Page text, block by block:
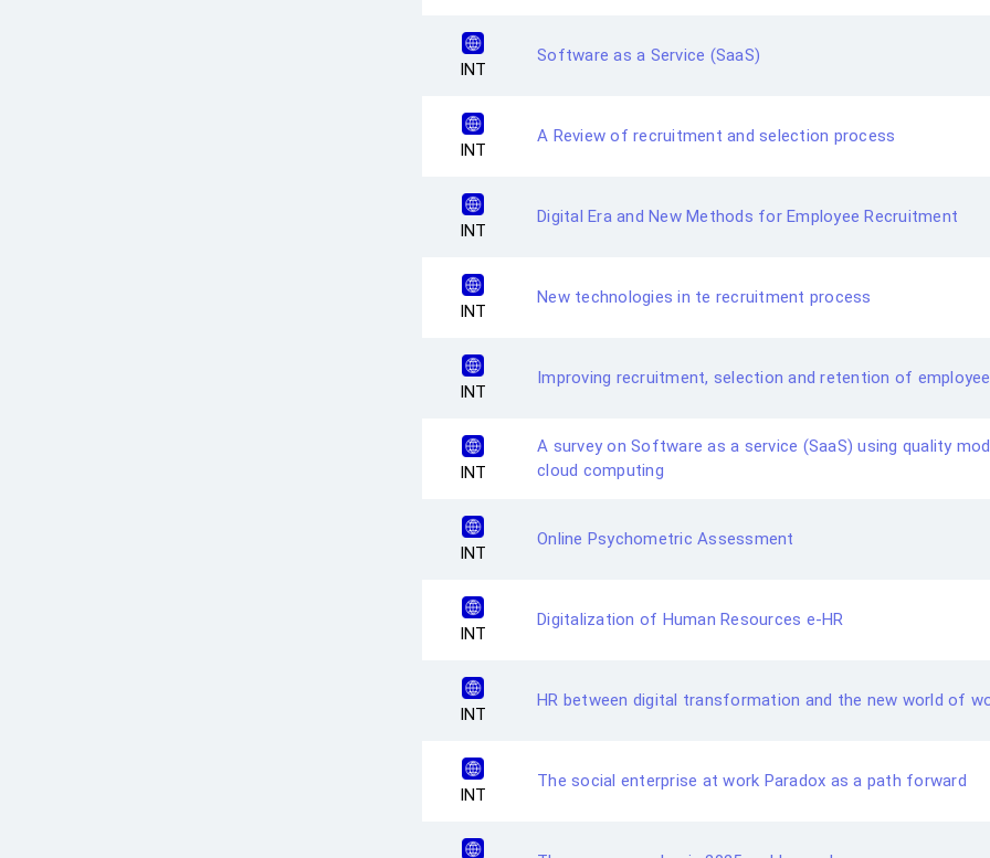
INT
Software as a Service (SaaS)
INT
A Review of recruitment and selection process
INT
Digital Era and New Methods for Employee Recruitment
INT
New technologies in te recruitment process
INT
Improving recruitment, selection and retention of
INT
A survey on Software as a service (SaaS) using quality
cloud computing
INT
Online Psychometric Assessment
INT
Digitalization of Human Resources e-HR
INT
HR between digital transformation and the new world of
INT
The social enterprise at work Paradox as a path forward